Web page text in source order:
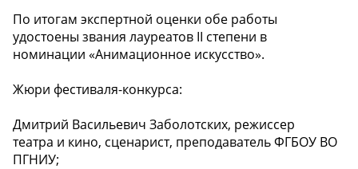
По итогам экспертной оценки обе работы
удостоены звания лауреатов II степени в
номинации «Анимационное искусство».
Жюри фестиваля-конкурса:
Дмитрий Васильевич Заболотских, режиссер
театра и кино, сценарист, преподаватель ФГБОУ ВО
ПГНИУ;